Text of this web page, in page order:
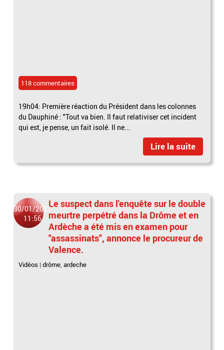
118 commentaires
19h04: Première réaction du Président dans les colonnes
du Dauphiné : "Tout va bien. Il faut relativiser cet incident
qui est, je pense, un fait isolé. Il ne...
Lire la suite
30/01/2021
11:56
Le suspect dans l'enquête sur le double
meurtre perpétré dans la Drôme et en
Ardèche a été mis en examen pour
"assassinats", annonce le procureur de
Valence.
Vidéos |drôme,ardeche